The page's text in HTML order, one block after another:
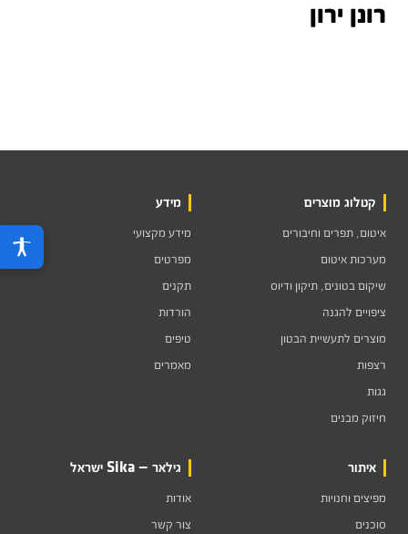
רונן ירון
קטלוג מוצרים
איטום, תפרים וחיבורים
מערכות איטום
שיקום בטונים, תיקון ודיוס
ציפויים להגנה
מוצרים לתעשיית הבטון
רצפות
גגות
חיזוק מבנים
מידע
מידע מקצועי
מפרטים
תקנים
הורדות
טיפים
מאמרים
איתור
מפיצים וחנויות
סוכנים
גילאר — Sika ישראל
אודות
צור קשר